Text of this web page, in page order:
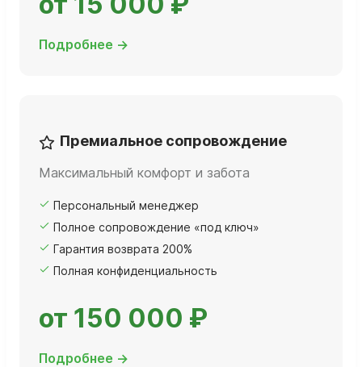
Подробнее →
Премиальное сопровождение
Максимальный комфорт и забота
Персональный менеджер
Полное сопровождение «под ключ»
Гарантия возврата 200%
Полная конфиденциальность
от 150 000 ₽
Подробнее →